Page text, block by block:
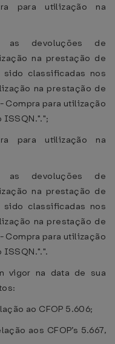
para utilização na
as devoluções de
na prestação de
sido classificadas nos
na prestação de
Compra para utilização
ISSQN.".";
para utilização na
as devoluções de
na prestação de
sido classificadas nos
na prestação de
Compra para utilização
vigor na data de sua
ao CFOP 5.606;
aos CFOP’s 5.667,